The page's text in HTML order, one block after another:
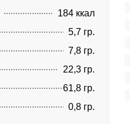
184 ккал
5,7 гр.
7,8 гр.
22,3 гр.
61,8 гр.
0,8 гр.